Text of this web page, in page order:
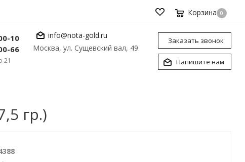
Корзина 0
10
66
21
info@nota-gold.ru
Москва, ул. Сущевский вал, 49
Заказать звонок
Напишите нам
гр.)